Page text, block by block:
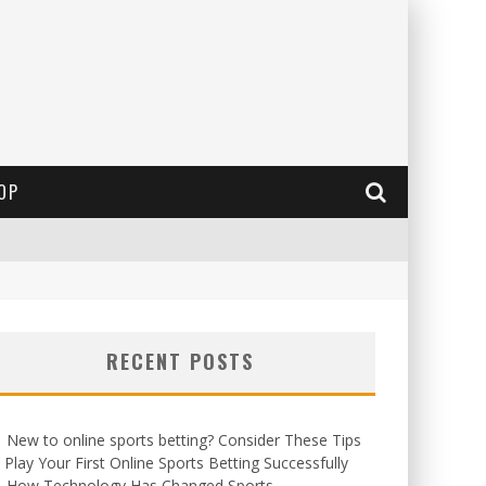
RECENT POSTS
New to online sports betting? Consider These Tips
Your First Online Sports Betting Successfully